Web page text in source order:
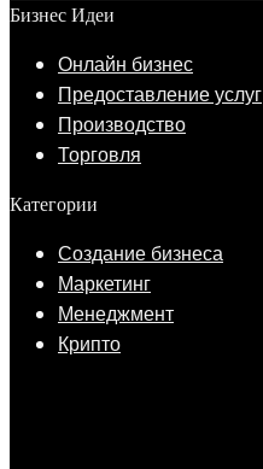
Бизнес Идеи
Онлайн бизнес
Предоставление услуг
Производство
Торговля
Категории
Создание бизнеса
Маркетинг
Менеджмент
Крипто